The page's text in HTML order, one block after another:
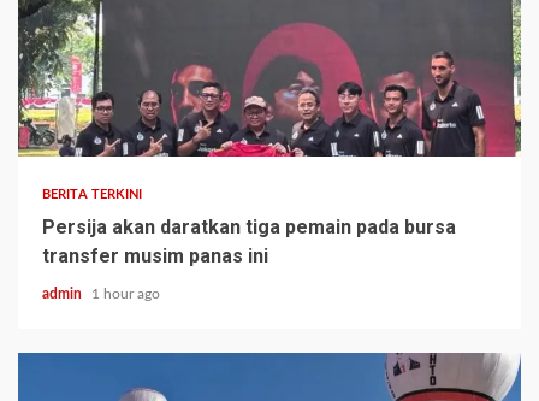
BERITA TERKINI
Persija akan daratkan tiga pemain pada bursa
transfer musim panas ini
admin 1 hour ago